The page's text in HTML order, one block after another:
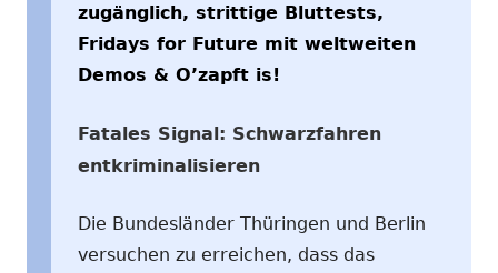
zugänglich, strittige Bluttests,
Fridays for Future mit weltweiten
Demos & O’zapft is!
Fatales Signal: Schwarzfahren
entkriminalisieren
Die Bundesländer Thüringen und Berlin
versuchen zu erreichen, dass das